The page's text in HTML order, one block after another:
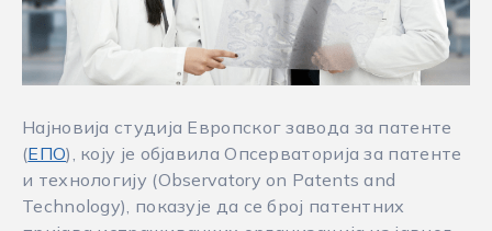
Најновија студија Европског завода за патенте
(ЕПО), коју је објавила Опсерваторија за патенте
и технологију (Observatory on Patents and
Technology), показује да се број патентних